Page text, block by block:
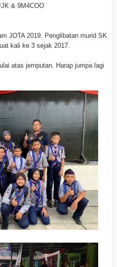
& 9M4COO
JOTA 2019. Penglibatan murid SK
kali ke 3 sejak 2017.
atas jemputan. Harap jumpa lagi